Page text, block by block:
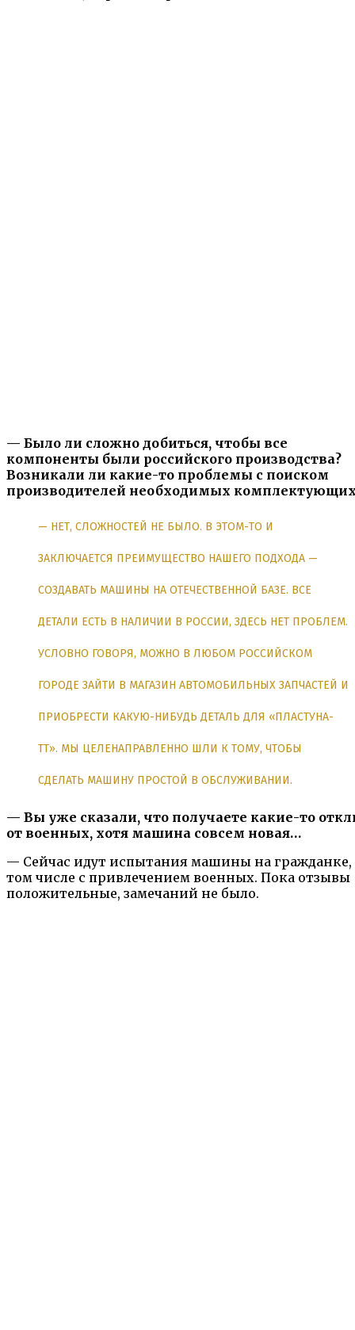
— Было ли сложно добиться, чтобы все
компоненты были российского производства?
Возникали ли какие-то проблемы с поиском
производителей необходимых
— НЕТ, СЛОЖНОСТЕЙ НЕ БЫЛО. В ЭТОМ-ТО И
ЗАКЛЮЧАЕТСЯ ПРЕИМУЩЕСТВО НАШЕГО ПОДХОДА —
СОЗДАВАТЬ МАШИНЫ НА ОТЕЧЕСТВЕННОЙ БАЗЕ. ВСЕ
ДЕТАЛИ ЕСТЬ В НАЛИЧИИ В РОССИИ, ЗДЕСЬ НЕТ ПРОБЛЕМ.
УСЛОВНО ГОВОРЯ, МОЖНО В ЛЮБОМ РОССИЙСКОМ
ГОРОДЕ ЗАЙТИ В МАГАЗИН АВТОМОБИЛЬНЫХ ЗАПЧАСТЕЙ И
ПРИОБРЕСТИ КАКУЮ-НИБУДЬ ДЕТАЛЬ ДЛЯ «ПЛАСТУНА-
ТТ». МЫ ЦЕЛЕНАПРАВЛЕННО ШЛИ К ТОМУ, ЧТОБЫ
СДЕЛАТЬ МАШИНУ ПРОСТОЙ В ОБСЛУЖИВАНИИ.
— Вы уже сказали, что получаете какие-то
от военных, хотя машина совсем новая…
— Сейчас идут испытания машины на гражданке,
том числе с привлечением военных. Пока отзывы
положительные, замечаний не было.